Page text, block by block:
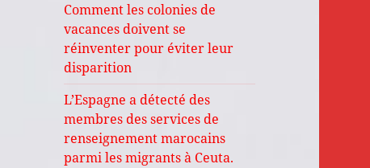
Comment les colonies de
vacances doivent se
réinventer pour éviter leur
disparition
L’Espagne a détecté des
membres des services de
renseignement marocains
parmi les migrants à Ceuta.